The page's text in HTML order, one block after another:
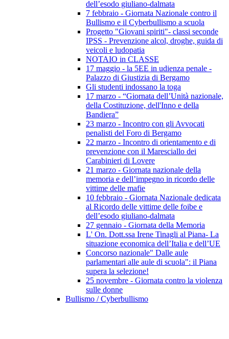
dell’esodo giuliano-dalmata
7 febbraio - Giornata Nazionale contro il
Bullismo e il Cyberbullismo a scuola
Progetto "Giovani spiriti"- classi seconde
IPSS - Prevenzione alcol, droghe, guida di
veicoli e ludopatia
NOTAIO in CLASSE
17 maggio - la 5EE in udienza penale -
Palazzo di Giustizia di Bergamo
Gli studenti indossano la toga
17 marzo - “Giornata dell’Unità nazionale,
della Costituzione, dell'Inno e della
Bandiera”
23 marzo - Incontro con gli Avvocati
penalisti del Foro di Bergamo
22 marzo - Incontro di orientamento e di
prevenzione con il Maresciallo dei
Carabinieri di Lovere
21 marzo - Giornata nazionale della
memoria e dell’impegno in ricordo delle
vittime delle mafie
10 febbraio - Giornata Nazionale dedicata
al Ricordo delle vittime delle foibe e
dell’esodo giuliano-dalmata
27 gennaio - Giornata della Memoria
L' On. Dott.ssa Irene Tinagli al Piana- La
situazione economica dell’Italia e dell’UE
Concorso nazionale" Dalle aule
parlamentari alle aule di scuola": il Piana
supera la selezione!
25 novembre - Giornata contro la violenza
sulle donne
Bullismo / Cyberbullismo